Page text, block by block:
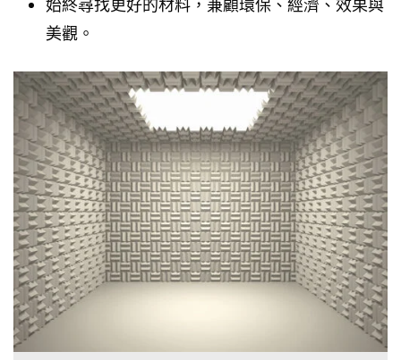
始終尋找更好的材料，兼顧環保、經濟、效果與
美觀。